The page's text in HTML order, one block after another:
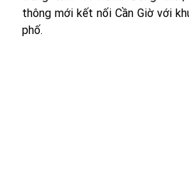
thông mới kết nối Cần Giờ với
phố.